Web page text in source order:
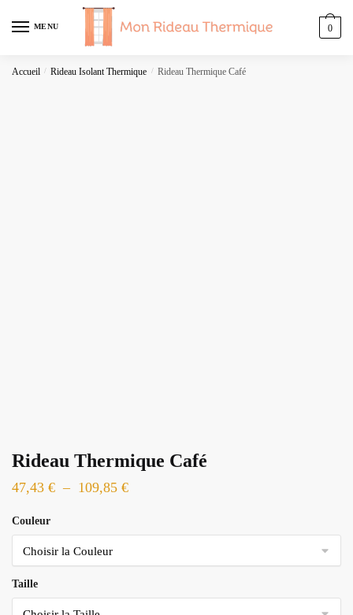
MENU 0
Accueil / Rideau Isolant Thermique / Rideau Thermique Café
Rideau Thermique Café
47,43 € – 109,85 €Plage
prix :
109,85 €
Couleur
Taille